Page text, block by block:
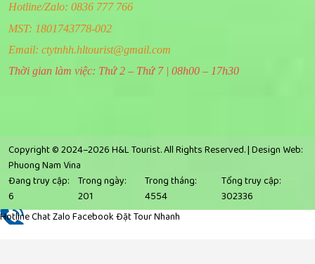
Hotline/Zalo: 0836 777 766
MST: 1801743778-002
Email: ctytnhh.hltourist@gmail.com
Thời gian làm việc: Thứ 2 – Thứ 7 | 08h00 – 17h30
Copyright © 2024–2026 H&L Tourist. All Rights Reserved. |Design Web:
Phuong Nam Vina
Đang truy cập:
6
Trong ngày:
201
Trong tháng:
4554
Tổng truy cập:
302336
HotlineChat ZaloFacebookĐặt Tour Nhanh